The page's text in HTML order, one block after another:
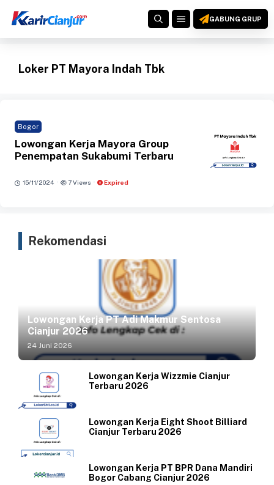
MENUGABUNG GRUP
Loker PT Mayora Indah Tbk
Bogor
Lowongan Kerja Mayora Group
Penempatan Sukabumi Terbaru
15/11/2024 · 7 Views · Expired
Rekomendasi
Lowongan Kerja PT Adi Makmur Sentosa
Cianjur 2026
24 Juni 2026
Lowongan Kerja Wizzmie Cianjur
Terbaru 2026
Lowongan Kerja Eight Shoot Billiard
Cianjur Terbaru 2026
Lowongan Kerja PT BPR Dana Mandiri
Bogor Cabang Cianjur 2026